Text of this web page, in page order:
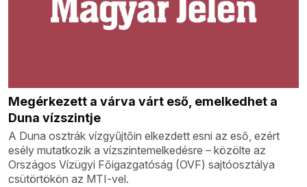
Megérkezett a várva várt eső, emelkedhet a
Duna vízszintje
A Duna osztrák vízgyűjtőin elkezdett esni az eső, ezért
esély mutatkozik a vízszintemelkedésre – közölte az
Országos Vízügyi Főigazgatóság (OVF) sajtóosztálya
csütörtökön az MTI-vel.